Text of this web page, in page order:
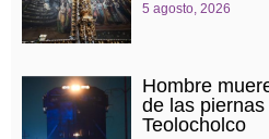
5 agosto, 2026
Hombre
de las
Teolocholco